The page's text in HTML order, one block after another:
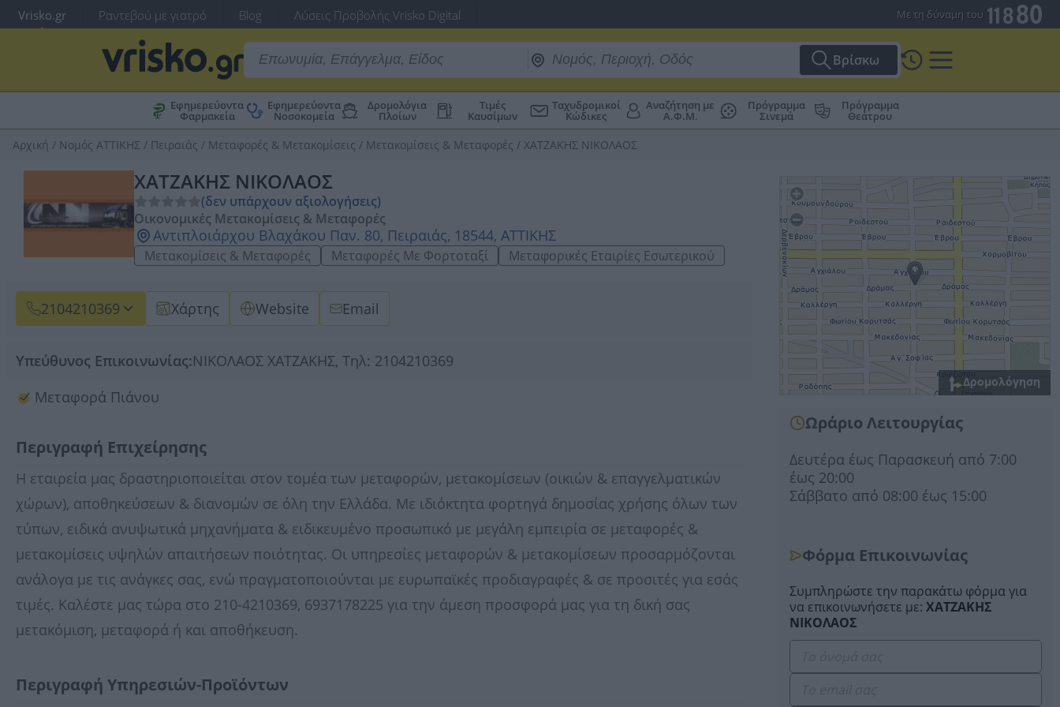
Vrisko.gr Ραντεβού με γιατρό Blog Λύσεις Προβολής Vrisko Digital Με τη δύναμη του
Βρίσκω
Εφημερεύοντα
Φαρμακεία
Εφημερεύοντα
Νοσοκομεία
Δρομολόγια
Πλοίων
Τιμές
Καυσίμων
Ταχυδρομικοί
Κώδικες
Αναζήτηση με
Α.Φ.Μ.
Πρόγραμμα
Σινεμά
Πρόγραμμα
Θεάτρου
Αρχική / Νομός ΑΤΤΙΚΗΣ / Πειραιάς / Μεταφορές & Μετακομίσεις / Μετακομίσεις & Μεταφορές / ΧΑΤΖΑΚΗΣ ΝΙΚΟΛΑΟΣ
ΧΑΤΖΑΚΗΣ ΝΙΚΟΛΑΟΣ
(δεν υπάρχουν αξιολογήσεις)
Οικονομικές Μετακομίσεις & Μεταφορές
Αντιπλοιάρχου Βλαχάκου Παν. 80, Πειραιάς, 18544, ΑΤΤΙΚΗΣ
Μετακομίσεις & Μεταφορές Μεταφορές Με Φορτοταξί Μεταφορικές Εταιρίες Εσωτερικού
2104210369 Χάρτης Website Email
Υπεύθυνος Επικοινωνίας:ΝΙΚΟΛΑΟΣ ΧΑΤΖΑΚΗΣ, Τηλ: 2104210369
Μεταφορά Πιάνου
Περιγραφή Επιχείρησης
Η εταιρεία μας δραστηριοποιείται στον τομέα των μεταφορών, μετακομίσεων (οικιών & επαγγελματικών
χώρων), αποθηκεύσεων & διανομών σε όλη την Ελλάδα. Με ιδιόκτητα φορτηγά δημοσίας χρήσης όλων των
τύπων, ειδικά ανυψωτικά μηχανήματα & ειδικευμένο προσωπικό με μεγάλη εμπειρία σε μεταφορές &
μετακομίσεις υψηλών απαιτήσεων ποιότητας. Οι υπηρεσίες μεταφορών & μετακομίσεων προσαρμόζονται
ανάλογα με τις ανάγκες σας, ενώ πραγματοποιούνται με ευρωπαϊκές προδιαγραφές & σε προσιτές για εσάς
τιμές. Καλέστε μας τώρα στο 210-4210369, 6937178225 για την άμεση προσφορά μας για τη δική σας
μετακόμιση, μεταφορά ή και αποθήκευση.
Περιγραφή Υπηρεσιών-Προϊόντων
Δρομολόγηση
Ωράριο Λειτουργίας
Δευτέρα έως Παρασκευή από 7:00
έως 20:00
Σάββατο από 08:00 έως 15:00
Φόρμα Επικοινωνίας
Συμπληρώστε την παρακάτω φόρμα για
να επικοινωνήσετε με: ΧΑΤΖΑΚΗΣ
ΝΙΚΟΛΑΟΣ